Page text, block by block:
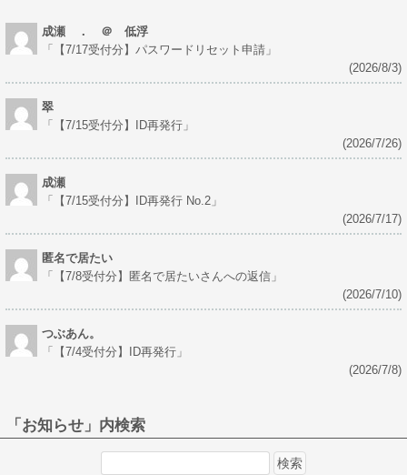
成瀬 ． ＠ 低浮
「
【7/17受付分】パスワードリセット申請 」
(2026/8/3)
翠
「
【7/15受付分】ID再発行 」
(2026/7/26)
成瀬
「
【7/15受付分】ID再発行 No.2 」
(2026/7/17)
匿名で居たい
「
【7/8受付分】匿名で居たいさんへの返信 」
(2026/7/10)
つぶあん。
「
【7/4受付分】ID再発行 」
(2026/7/8)
「お知らせ」内検索